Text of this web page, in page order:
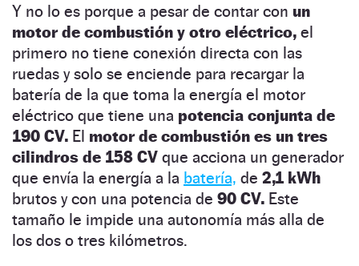
Y no lo es porque a pesar de contar con un
motor de combustión y otro eléctrico, el
primero no tiene conexión directa con las
ruedas y solo se enciende para recargar la
batería de la que toma la energía el motor
eléctrico que tiene una potencia conjunta de
190 CV. El motor de combustión es un tres
cilindros de 158 CV que acciona un generador
que envía la energía a la batería, de 2,1 kWh
brutos y con una potencia de 90 CV. Este
tamaño le impide una autonomía más alla de
los dos o tres kilómetros.